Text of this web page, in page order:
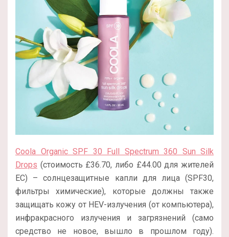
Coola Organic SPF 30 Full Spectrum 360 Sun Silk
Drops (стоимость £36.70, либо £44.00 для жителей
ЕС) – солнцезащитные капли для лица (SPF30,
фильтры химические), которые должны также
защищать кожу от HEV-излучения (от компьютера),
инфракрасного излучения и загрязнений (само
средство не новое, вышло в прошлом году).